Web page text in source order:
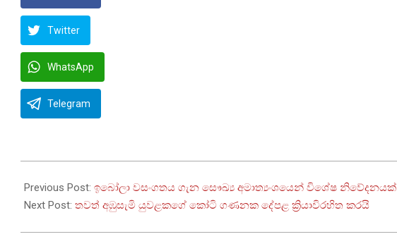
Twitter
WhatsApp
Telegram
05-
21
Previous Post: ඉබෝලා වසංගතය ගැන සෞඛ්‍ය අමාත්‍යංශයෙන් විශේෂ නිවේදනයක්
Next Post: තවත් අඹුසැමි යුවළකගේ කෝටි ගණනක දේපළ ක්‍රියාවිරහිත කරයි